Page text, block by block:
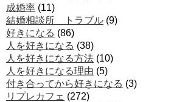
成婚率 (11)
結婚相談所 トラブル (9)
好きになる (86)
人を好きになる (38)
人を好きになる方法 (10)
人を好きになる理由 (5)
付き合ってから好きになる (3)
リプレカフェ (272)